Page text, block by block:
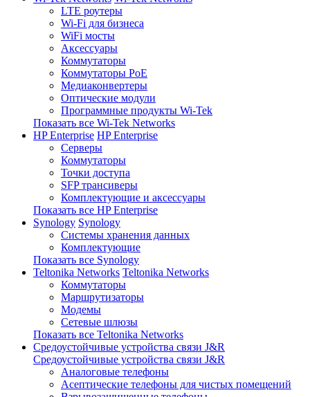
LTE роутеры
Wi-Fi для бизнеса
WiFi мосты
Аксессуары
Коммутаторы
Коммутаторы PoE
Медиаконвертеры
Оптические модули
Программные продукты Wi-Tek
Показать все Wi-Tek Networks
HP Enterprise HP Enterprise
Серверы
Коммутаторы
Точки доступа
SFP трансиверы
Комплектующие и аксессуары
Показать все HP Enterprise
Synology Synology
Системы хранения данных
Комплектующие
Показать все Synology
Teltonika Networks Teltonika Networks
Коммутаторы
Маршрутизаторы
Модемы
Сетевые шлюзы
Показать все Teltonika Networks
Средоустойчивые устройства связи J&R
Средоустойчивые устройства связи J&R
Аналоговые телефоны
Асептические телефоны для чистых помещений